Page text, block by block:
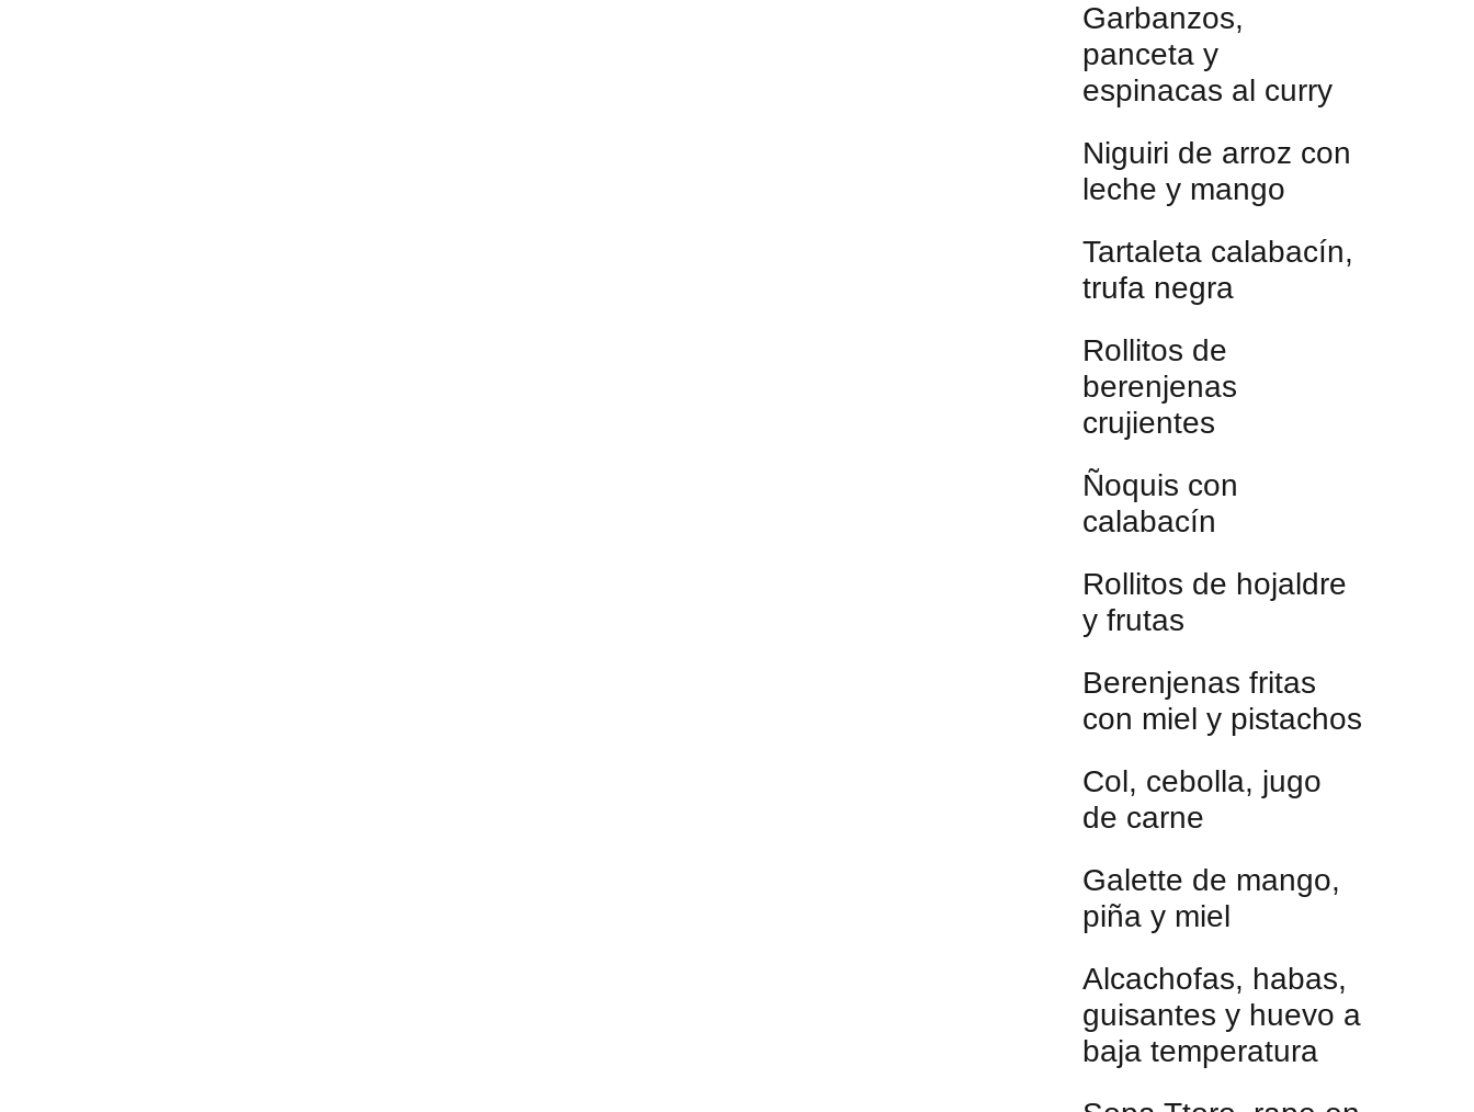
Garbanzos,
panceta y
espinacas al curry
Niguiri de arroz con
leche y mango
Tartaleta calabacín,
trufa negra
Rollitos de
berenjenas
crujientes
Ñoquis con
calabacín
Rollitos de hojaldre
y frutas
Berenjenas fritas
con miel y pistachos
Col, cebolla, jugo
de carne
Galette de mango,
piña y miel
Alcachofas, habas,
guisantes y huevo a
baja temperatura